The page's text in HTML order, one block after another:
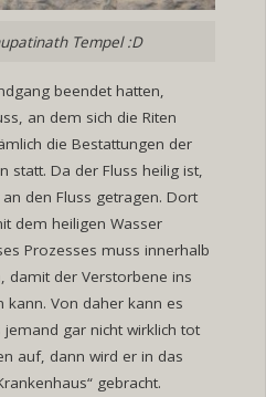
Tempel :D
beendet hatten,
an dem sich die Riten
die Bestattungen der
statt. Da der Fluss heilig ist,
den Fluss getragen. Dort
dem heiligen Wasser
Prozesses muss innerhalb
damit der Verstorbene ins
kann. Von daher kann es
gar nicht wirklich tot
auf, dann wird er in das
gebracht.